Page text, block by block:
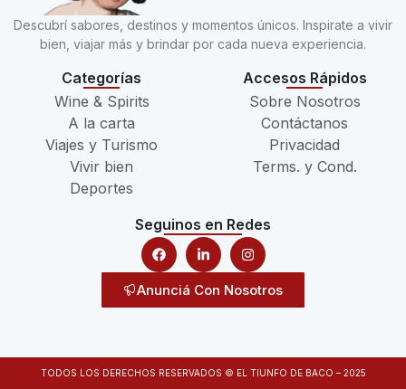
Descubrí sabores, destinos y momentos únicos. Inspirate a vivir
bien, viajar más y brindar por cada nueva experiencia.
Categorías
Wine & Spirits
A la carta
Viajes y Turismo
Vivir bien
Deportes
Accesos Rápidos
Sobre Nosotros
Contáctanos
Privacidad
Terms. y Cond.
Seguinos en Redes
Anunciá Con Nosotros
TODOS LOS DERECHOS RESERVADOS © EL TIUNFO DE BACO – 2025